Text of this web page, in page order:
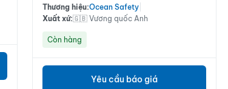
Thương hiệu:Ocean Safety
Xuất xứ:🇬🇧 Vương quốc Anh
Còn hàng
Yêu cầu báo giá